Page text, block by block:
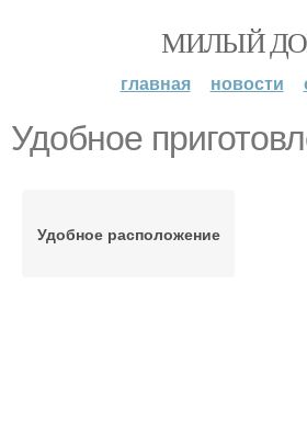
МИЛЫЙ
главная новости
Удобное
Удобное расположение